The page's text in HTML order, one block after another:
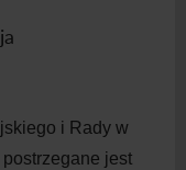
i Rady w
jest